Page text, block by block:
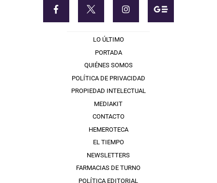
LO ÚLTIMO
PORTADA
QUIÉNES SOMOS
POLÍTICA DE PRIVACIDAD
PROPIEDAD INTELECTUAL
MEDIAKIT
CONTACTO
HEMEROTECA
EL TIEMPO
NEWSLETTERS
FARMACIAS DE TURNO
POLÍTICA EDITORIAL